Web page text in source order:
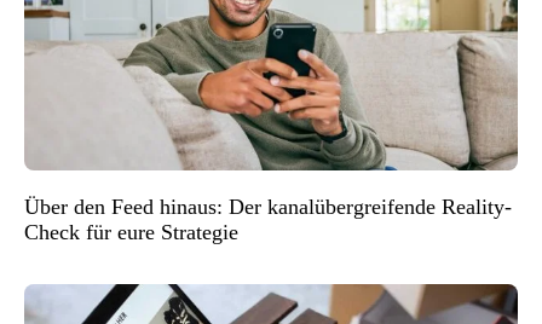
Über den Feed hinaus: Der kanalübergreifende Reality-
Check für eure Strategie